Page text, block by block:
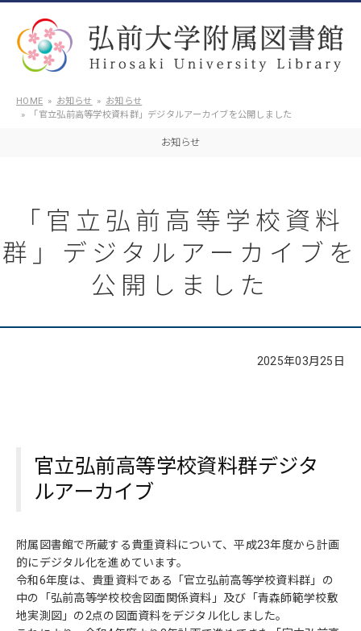
HOME お知らせ
お知らせ
「官立弘前高等学校資料群」デジタルアーカイブを公開しました
お知らせ
「官立弘前高等学校資料
群」デジタルアーカイブを
公開しました
2025年03月25日
官立弘前高等学校資料群デジタ
ルアーカイブ
附属図書館で所蔵する貴重資料について、平成23年度から計画
的にデジタル化を進めています。
令和6年度は、貴重資料である「官立弘前高等学校資料群」の
中の「弘前高等学校校舎図面関係資料」及び「青森師範学校敷
地実測図」の2点の図面資料をデジタル化しました。